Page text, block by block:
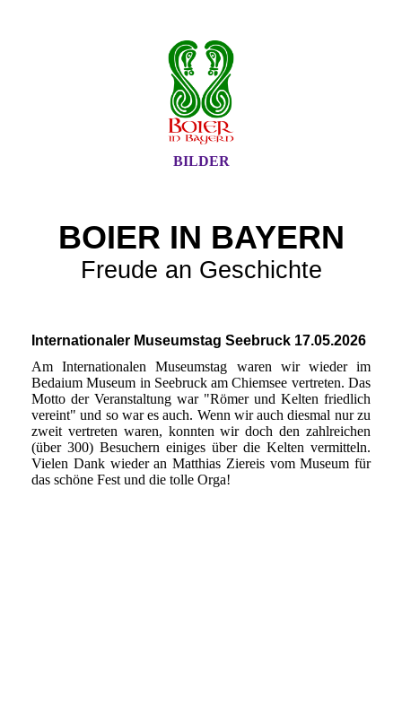
BILDER
BOIER IN BAYERN
Freude an Geschichte
Internationaler Museumstag Seebruck 17.05.2026
Am Internationalen Museumstag waren wir wieder im
Bedaium Museum in Seebruck am Chiemsee vertreten. Das
Motto der Veranstaltung war "Römer und Kelten friedlich
vereint" und so war es auch. Wenn wir auch diesmal nur zu
zweit vertreten waren, konnten wir doch den zahlreichen
(über 300) Besuchern einiges über die Kelten vermitteln.
Vielen Dank wieder an Matthias Ziereis vom Museum für
das schöne Fest und die tolle Orga!